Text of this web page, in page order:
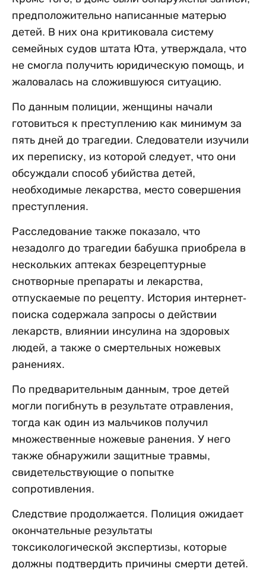
предположительно написанные матерью
детей. В них она критиковала систему
семейных судов штата Юта, утверждала, что
не смогла получить юридическую помощь, и
жаловалась на сложившуюся ситуацию.
По данным полиции, женщины начали
готовиться к преступлению как минимум за
пять дней до трагедии. Следователи изучили
их переписку, из которой следует, что они
обсуждали способ убийства детей,
необходимые лекарства, место совершения
преступления.
Расследование также показало, что
незадолго до трагедии бабушка приобрела в
нескольких аптеках безрецептурные
снотворные препараты и лекарства,
отпускаемые по рецепту. История интернет-
поиска содержала запросы о действии
лекарств, влиянии инсулина на здоровых
людей, а также о смертельных ножевых
ранениях.
По предварительным данным, трое детей
могли погибнуть в результате отравления,
тогда как один из мальчиков получил
множественные ножевые ранения. У него
также обнаружили защитные травмы,
свидетельствующие о попытке
сопротивления.
Следствие продолжается. Полиция ожидает
окончательные результаты
токсикологической экспертизы, которые
должны подтвердить причины смерти детей.